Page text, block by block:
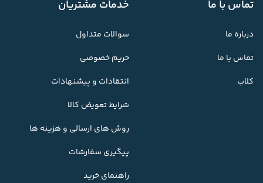
تماس با ما
درباره ما
تماس با ما
کلاب
خدمات مشتریان
سوالات متداول
حریم خصوصی
انتقادات و پیشنهادات
شرایط تعویض کالا
روش های ارسالی و هزینه ها
پیگیری سفارشات
راهنمای خرید